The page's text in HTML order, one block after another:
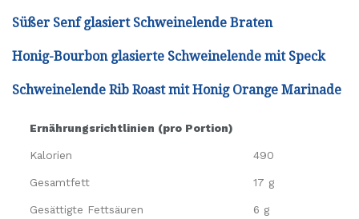
Süßer Senf glasiert Schweinelende Braten
Honig-Bourbon glasierte Schweinelende mit Speck
Schweinelende Rib Roast mit Honig Orange Marinade
Ernährungsrichtlinien (pro Portion)
Kalorien 490
Gesamtfett 17 g
Gesättigte Fettsäuren 6 g